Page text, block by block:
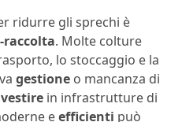
ridurre gli sprechi è
raccolta. Molte colture
lo stoccaggio e la
gestione o mancanza di
in infrastrutture di
eefficienti può